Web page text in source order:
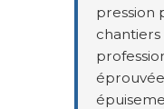
pression
chantiers